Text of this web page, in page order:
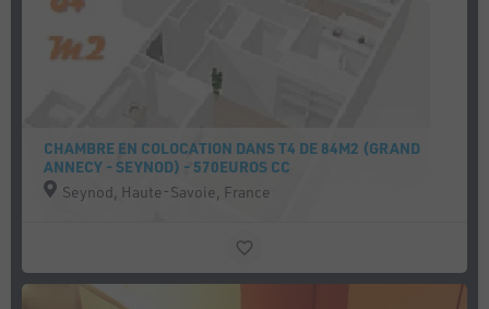
CHAMBRE EN COLOCATION DANS T4 DE 84M2 (GRAND
ANNECY - SEYNOD) - 570EUROS CC
Seynod, Haute-Savoie, France